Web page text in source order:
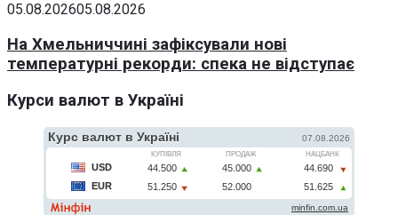
05.08.202605.08.2026
На Хмельниччині зафіксували нові
температурні рекорди: спека не відступає
Курси валют в Україні